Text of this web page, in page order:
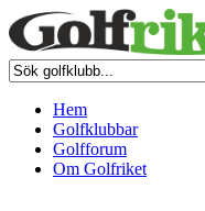
Hem
Golfklubbar
Golfforum
Om Golfriket